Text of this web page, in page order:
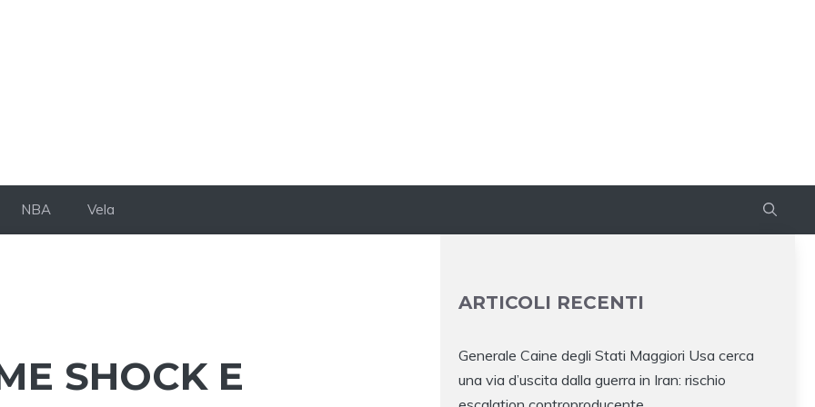
NBA Vela
SHOCK E
ARTICOLI RECENTI
Generale Caine degli Stati Maggiori Usa cerca
una via d’uscita dalla guerra in Iran: rischio